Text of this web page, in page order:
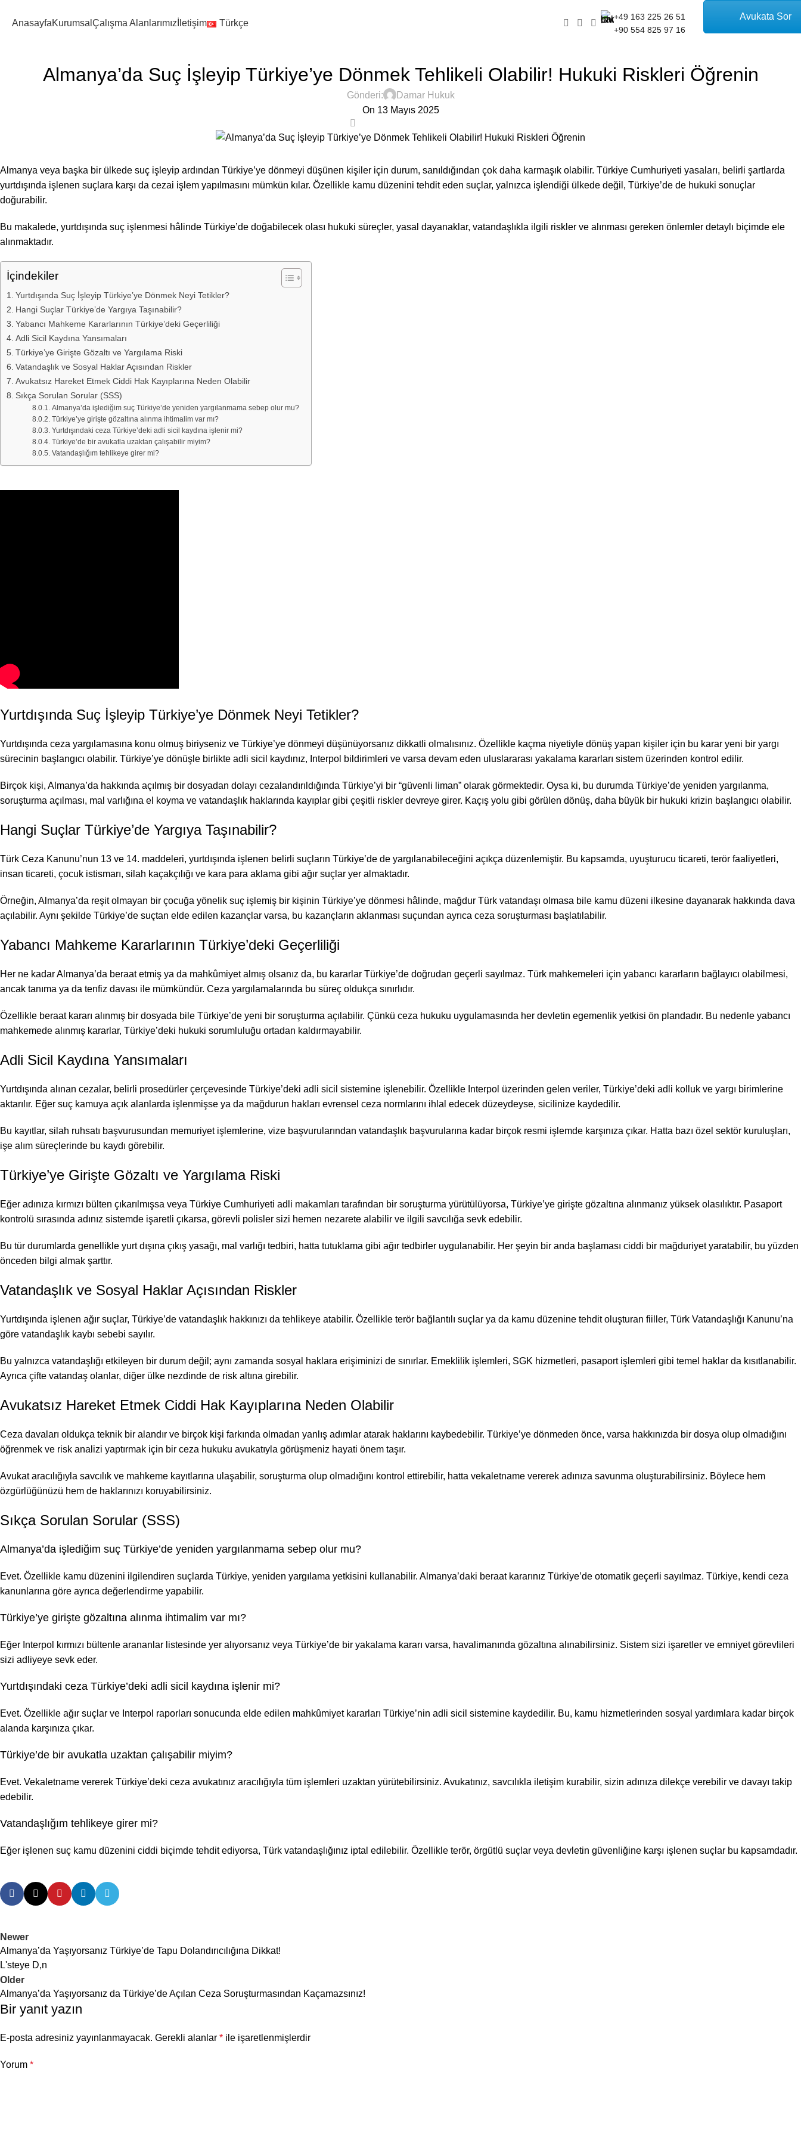
AnasayfaKurumsal Çalışma Alanlarımız İletişim Türkçe
+49 163 225 26 51
+90 554 825 97 16
Avukata Sor
Almanya’da Suç İşleyip Türkiye’ye Dönmek Tehlikeli Olabilir! Hukuki Riskleri Öğrenin
Gönderi:
Damar Hukuk
On 13 Mayıs 2025
Almanya veya başka bir ülkede suç işleyip ardından Türkiye’ye dönmeyi düşünen kişiler için durum, sanıldığından çok daha karmaşık olabilir. Türkiye Cumhuriyeti yasaları, belirli şartlarda
yurtdışında işlenen suçlara karşı da cezai işlem yapılmasını mümkün kılar. Özellikle kamu düzenini tehdit eden suçlar, yalnızca işlendiği ülkede değil, Türkiye’de de hukuki sonuçlar
doğurabilir.
Bu makalede, yurtdışında suç işlenmesi hâlinde Türkiye’de doğabilecek olası hukuki süreçler, yasal dayanaklar, vatandaşlıkla ilgili riskler ve alınması gereken önlemler detaylı biçimde ele
alınmaktadır.
İçindekiler
Yurtdışında Suç İşleyip Türkiye’ye Dönmek Neyi Tetikler?
Hangi Suçlar Türkiye’de Yargıya Taşınabilir?
Yabancı Mahkeme Kararlarının Türkiye’deki Geçerliliği
Adli Sicil Kaydına Yansımaları
Türkiye’ye Girişte Gözaltı ve Yargılama Riski
Vatandaşlık ve Sosyal Haklar Açısından Riskler
Avukatsız Hareket Etmek Ciddi Hak Kayıplarına Neden Olabilir
Sıkça Sorulan Sorular (SSS)
Almanya’da işlediğim suç Türkiye’de yeniden yargılanmama sebep olur mu?
Türkiye’ye girişte gözaltına alınma ihtimalim var mı?
Yurtdışındaki ceza Türkiye’deki adli sicil kaydına işlenir mi?
Türkiye’de bir avukatla uzaktan çalışabilir miyim?
Vatandaşlığım tehlikeye girer mi?
Yurtdışında Suç İşleyip Türkiye’ye Dönmek Neyi Tetikler?
Yurtdışında ceza yargılamasına konu olmuş biriyseniz ve Türkiye’ye dönmeyi düşünüyorsanız dikkatli olmalısınız. Özellikle kaçma niyetiyle dönüş yapan kişiler için bu karar yeni bir yargı
sürecinin başlangıcı olabilir. Türkiye’ye dönüşle birlikte adli sicil kaydınız, Interpol bildirimleri ve varsa devam eden uluslararası yakalama kararları sistem üzerinden kontrol edilir.
Birçok kişi, Almanya’da hakkında açılmış bir dosyadan dolayı cezalandırıldığında Türkiye’yi bir “güvenli liman” olarak görmektedir. Oysa ki, bu durumda Türkiye’de yeniden yargılanma,
soruşturma açılması, mal varlığına el koyma ve vatandaşlık haklarında kayıplar gibi çeşitli riskler devreye girer. Kaçış yolu gibi görülen dönüş, daha büyük bir hukuki krizin başlangıcı olabilir.
Hangi Suçlar Türkiye’de Yargıya Taşınabilir?
Türk Ceza Kanunu’nun 13 ve 14. maddeleri, yurtdışında işlenen belirli suçların Türkiye’de de yargılanabileceğini açıkça düzenlemiştir. Bu kapsamda, uyuşturucu ticareti, terör faaliyetleri,
insan ticareti, çocuk istismarı, silah kaçakçılığı ve kara para aklama gibi ağır suçlar yer almaktadır.
Örneğin, Almanya’da reşit olmayan bir çocuğa yönelik suç işlemiş bir kişinin Türkiye’ye dönmesi hâlinde, mağdur Türk vatandaşı olmasa bile kamu düzeni ilkesine dayanarak hakkında dava
açılabilir. Aynı şekilde Türkiye’de suçtan elde edilen kazançlar varsa, bu kazançların aklanması suçundan ayrıca ceza soruşturması başlatılabilir.
Yabancı Mahkeme Kararlarının Türkiye’deki Geçerliliği
Her ne kadar Almanya’da beraat etmiş ya da mahkûmiyet almış olsanız da, bu kararlar Türkiye’de doğrudan geçerli sayılmaz. Türk mahkemeleri için yabancı kararların bağlayıcı olabilmesi,
ancak tanıma ya da tenfiz davası ile mümkündür. Ceza yargılamalarında bu süreç oldukça sınırlıdır.
Özellikle beraat kararı alınmış bir dosyada bile Türkiye’de yeni bir soruşturma açılabilir. Çünkü ceza hukuku uygulamasında her devletin egemenlik yetkisi ön plandadır. Bu nedenle yabancı
mahkemede alınmış kararlar, Türkiye’deki hukuki sorumluluğu ortadan kaldırmayabilir.
Adli Sicil Kaydına Yansımaları
Yurtdışında alınan cezalar, belirli prosedürler çerçevesinde Türkiye’deki adli sicil sistemine işlenebilir. Özellikle Interpol üzerinden gelen veriler, Türkiye’deki adli kolluk ve yargı birimlerine
aktarılır. Eğer suç kamuya açık alanlarda işlenmişse ya da mağdurun hakları evrensel ceza normlarını ihlal edecek düzeydeyse, sicilinize kaydedilir.
Bu kayıtlar, silah ruhsatı başvurusundan memuriyet işlemlerine, vize başvurularından vatandaşlık başvurularına kadar birçok resmi işlemde karşınıza çıkar. Hatta bazı özel sektör kuruluşları,
işe alım süreçlerinde bu kaydı görebilir.
Türkiye’ye Girişte Gözaltı ve Yargılama Riski
Eğer adınıza kırmızı bülten çıkarılmışsa veya Türkiye Cumhuriyeti adli makamları tarafından bir soruşturma yürütülüyorsa, Türkiye’ye girişte gözaltına alınmanız yüksek olasılıktır. Pasaport
kontrolü sırasında adınız sistemde işaretli çıkarsa, görevli polisler sizi hemen nezarete alabilir ve ilgili savcılığa sevk edebilir.
Bu tür durumlarda genellikle yurt dışına çıkış yasağı, mal varlığı tedbiri, hatta tutuklama gibi ağır tedbirler uygulanabilir. Her şeyin bir anda başlaması ciddi bir mağduriyet yaratabilir, bu yüzden
önceden bilgi almak şarttır.
Vatandaşlık ve Sosyal Haklar Açısından Riskler
Yurtdışında işlenen ağır suçlar, Türkiye’de vatandaşlık hakkınızı da tehlikeye atabilir. Özellikle terör bağlantılı suçlar ya da kamu düzenine tehdit oluşturan fiiller, Türk Vatandaşlığı Kanunu’na
göre vatandaşlık kaybı sebebi sayılır.
Bu yalnızca vatandaşlığı etkileyen bir durum değil; aynı zamanda sosyal haklara erişiminizi de sınırlar. Emeklilik işlemleri, SGK hizmetleri, pasaport işlemleri gibi temel haklar da kısıtlanabilir.
Ayrıca çifte vatandaş olanlar, diğer ülke nezdinde de risk altına girebilir.
Avukatsız Hareket Etmek Ciddi Hak Kayıplarına Neden Olabilir
Ceza davaları oldukça teknik bir alandır ve birçok kişi farkında olmadan yanlış adımlar atarak haklarını kaybedebilir. Türkiye’ye dönmeden önce, varsa hakkınızda bir dosya olup olmadığını
öğrenmek ve risk analizi yaptırmak için bir ceza hukuku avukatıyla görüşmeniz hayati önem taşır.
Avukat aracılığıyla savcılık ve mahkeme kayıtlarına ulaşabilir, soruşturma olup olmadığını kontrol ettirebilir, hatta vekaletname vererek adınıza savunma oluşturabilirsiniz. Böylece hem
özgürlüğünüzü hem de haklarınızı koruyabilirsiniz.
Sıkça Sorulan Sorular (SSS)
Almanya’da işlediğim suç Türkiye’de yeniden yargılanmama sebep olur mu?
Evet. Özellikle kamu düzenini ilgilendiren suçlarda Türkiye, yeniden yargılama yetkisini kullanabilir. Almanya’daki beraat kararınız Türkiye’de otomatik geçerli sayılmaz. Türkiye, kendi ceza
kanunlarına göre ayrıca değerlendirme yapabilir.
Türkiye’ye girişte gözaltına alınma ihtimalim var mı?
Eğer Interpol kırmızı bültenle arananlar listesinde yer alıyorsanız veya Türkiye’de bir yakalama kararı varsa, havalimanında gözaltına alınabilirsiniz. Sistem sizi işaretler ve emniyet görevlileri
sizi adliyeye sevk eder.
Yurtdışındaki ceza Türkiye’deki adli sicil kaydına işlenir mi?
Evet. Özellikle ağır suçlar ve Interpol raporları sonucunda elde edilen mahkûmiyet kararları Türkiye’nin adli sicil sistemine kaydedilir. Bu, kamu hizmetlerinden sosyal yardımlara kadar birçok
alanda karşınıza çıkar.
Türkiye’de bir avukatla uzaktan çalışabilir miyim?
Evet. Vekaletname vererek Türkiye’deki ceza avukatınız aracılığıyla tüm işlemleri uzaktan yürütebilirsiniz. Avukatınız, savcılıkla iletişim kurabilir, sizin adınıza dilekçe verebilir ve davayı takip
edebilir.
Vatandaşlığım tehlikeye girer mi?
Eğer işlenen suç kamu düzenini ciddi biçimde tehdit ediyorsa, Türk vatandaşlığınız iptal edilebilir. Özellikle terör, örgütlü suçlar veya devletin güvenliğine karşı işlenen suçlar bu kapsamdadır.
Newer
Almanya’da Yaşıyorsanız Türkiye’de Tapu Dolandırıcılığına Dikkat!
L'steye D,n
Older
Almanya’da Yaşıyorsanız da Türkiye’de Açılan Ceza Soruşturmasından Kaçamazsınız!
Bir yanıt yazın
E-posta adresiniz yayınlanmayacak. Gerekli alanlar * ile işaretlenmişlerdir
Yorum *